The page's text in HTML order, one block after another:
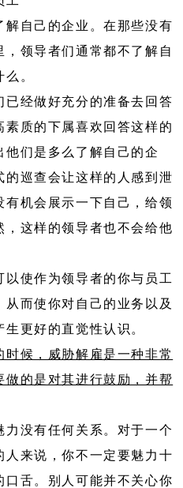
解自己的企业。在那些没有
领导者们通常都不了解自
。
已经做好充分的准备去回答
质的下属喜欢回答这样的
他们是多么了解自己的企
的巡查会让这样的人感到泄
有机会展示一下自己，给领
，这样的领导者也不会给他
以使作为领导者的你与员工
而使你对自己的业务以及
更好的直觉性认识。
候，威胁解雇是一种非常
的是对其进行鼓励，并帮
力没有任何关系。对于一个
人来说，你不一定要魅力十
口舌。别人可能并不关心你